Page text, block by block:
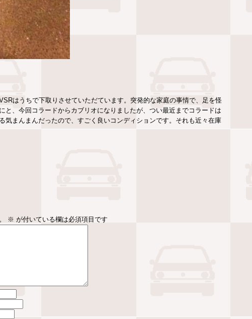
はうちで下取りさせていただています。突発的な家庭の事情で、足を怪
と、今回コラードからカブリオになりましたが、つい最近までコラードは
気まんまんだったので、すごく良いコンディションです。それも近々在庫
※ が付いている欄は必須項目です